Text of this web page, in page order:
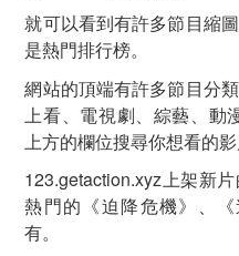
就可以看到有許多節目縮
是熱門排行榜。
網站的頂端有許多節目分
上看、電視劇、綜藝、動
上方的欄位搜尋你想看的影
123.getaction.xyz上架新
熱門的《迫降危機》、
有。